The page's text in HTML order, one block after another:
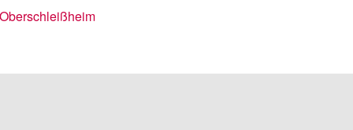
Oberschleißheim